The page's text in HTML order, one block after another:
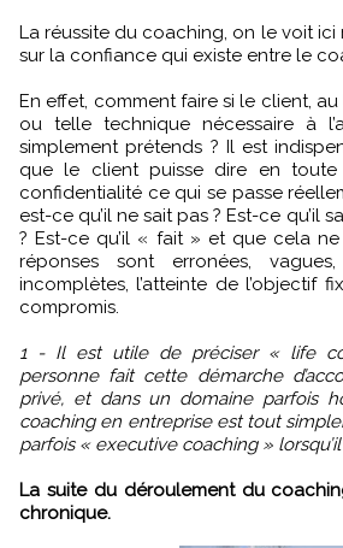
La réussite du coaching, on le voit
sur la confiance qui existe entre le
En effet, comment faire si le client,
ou telle technique nécessaire à
simplement prétends ? Il est
que le client puisse dire en
confidentialité ce qui se passe
est-ce qu’il ne sait pas ? Est-ce qu’il
? Est-ce qu’il « fait » et que cela
réponses sont erronées, vagues,
incomplètes, l’atteinte de l’objectif
compromis.
1 - Il est utile de préciser « life
personne fait cette démarche
privé, et dans un domaine parfois
coaching en entreprise est tout
parfois « executive coaching » lorsqu’il
La suite du déroulement du
chronique.